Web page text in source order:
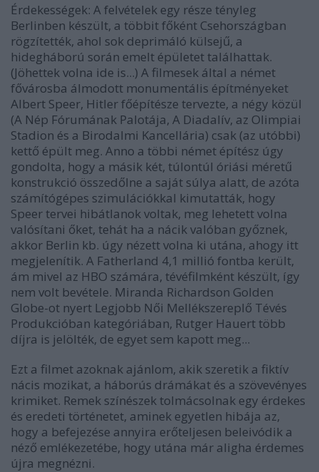
Érdekességek: A felvételek egy része tényleg
Berlinben készült, a többit főként Csehországban
rögzítették, ahol sok deprimáló külsejű, a
hidegháború során emelt épületet találhattak.
(Jöhettek volna ide is...) A filmesek által a német
fővárosba álmodott monumentális építményeket
Albert Speer, Hitler főépítésze tervezte, a négy közül
(A Nép Fórumának Palotája, A Diadalív, az Olimpiai
Stadion és a Birodalmi Kancellária) csak (az utóbbi)
kettő épült meg. Anno a többi német építész úgy
gondolta, hogy a másik két, túlontúl óriási méretű
konstrukció összedőlne a saját súlya alatt, de azóta
számítógépes szimulációkkal kimutatták, hogy
Speer tervei hibátlanok voltak, meg lehetett volna
valósítani őket, tehát ha a nácik valóban győznek,
akkor Berlin kb. úgy nézett volna ki utána, ahogy itt
megjelenítik. A Fatherland 4,1 millió fontba került,
ám mivel az HBO számára, tévéfilmként készült, így
nem volt bevétele. Miranda Richardson Golden
Globe-ot nyert Legjobb Női Mellékszereplő Tévés
Produkcióban kategóriában, Rutger Hauert több
díjra is jelölték, de egyet sem kapott meg...
Ezt a filmet azoknak ajánlom, akik szeretik a fiktív
nácis mozikat, a háborús drámákat és a szövevényes
krimiket. Remek színészek tolmácsolnak egy érdekes
és eredeti történetet, aminek egyetlen hibája az,
hogy a befejezése annyira erőteljesen beleivódik a
néző emlékezetébe, hogy utána már aligha érdemes
újra megnézni.